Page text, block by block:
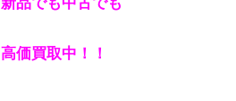
高価買取中！！